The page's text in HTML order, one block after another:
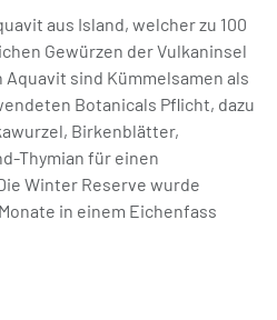
aus Island, welcher zu 100
Gewürzen der Vulkaninsel
sind Kümmelsamen als
Botanicals Pflicht, dazu
Birkenblätter,
Thymian für einen
Winter Reserve wurde
in einem Eichenfass